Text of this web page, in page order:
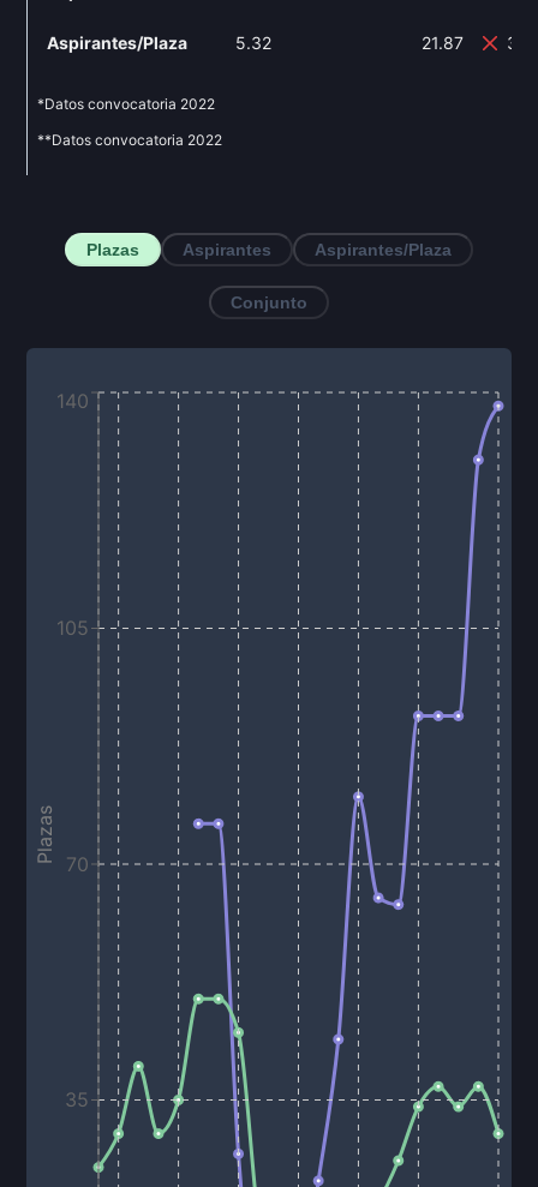
Aspirantes/Plaza 5.32 21.87
*Datos convocatoria 2022
**Datos convocatoria 2022
Plazas Aspirantes Aspirantes/Plaza
Conjunto
35
70
105
140
Plazas